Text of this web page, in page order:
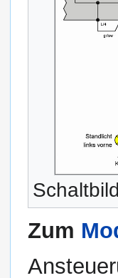
Zum